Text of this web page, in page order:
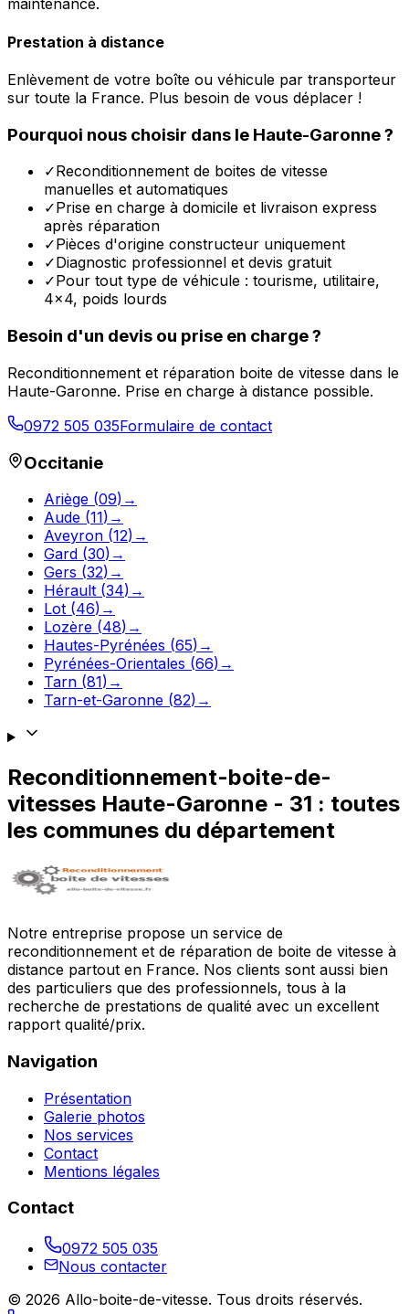
maintenance.
Prestation à distance
Enlèvement de votre boîte ou véhicule par transporteur
sur toute la France. Plus besoin de vous déplacer !
Pourquoi nous choisir dans le Haute-Garonne?
✓Reconditionnement de boites de vitesse
manuelles et automatiques
✓Prise en charge à domicile et livraison express
après réparation
✓Pièces d'origine constructeur uniquement
✓Diagnostic professionnel et devis gratuit
✓Pour tout type de véhicule : tourisme, utilitaire,
4x4, poids lourds
Besoin d'un devis ou prise en charge ?
Reconditionnement et réparation boite de vitesse dans le
Haute-Garonne. Prise en charge à distance possible.
0972 505 035Formulaire de contact
Occitanie
Ariège (09) →
Aude (11) →
Aveyron (12) →
Gard (30) →
Gers (32) →
Hérault (34) →
Lot (46) →
Lozère (48) →
Hautes-Pyrénées (65) →
Pyrénées-Orientales (66) →
Tarn (81) →
Tarn-et-Garonne (82) →
Reconditionnement-boite-de-
vitesses Haute-Garonne - 31 : toutes
les communes du département
Notre entreprise propose un service de
reconditionnement et de réparation de boite de vitesse à
distance partout en France. Nos clients sont aussi bien
des particuliers que des professionnels, tous à la
recherche de prestations de qualité avec un excellent
rapport qualité/prix.
Navigation
Présentation
Galerie photos
Nos services
Contact
Mentions légales
Contact
0972 505 035
Nous contacter
© 2026 Allo-boite-de-vitesse. Tous droits réservés.